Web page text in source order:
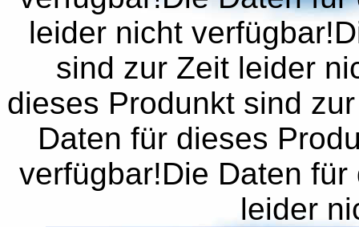
leider nicht
sind zur Zeit leider
dieses Produnkt sind
Daten für dieses
verfügbar!Die Daten
leider